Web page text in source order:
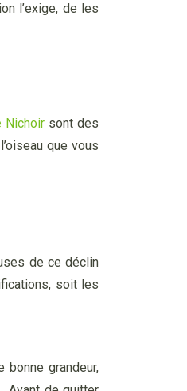
l’exige, de les
Nichoir sont des
que vous
de ce déclin
soit les
grandeur,